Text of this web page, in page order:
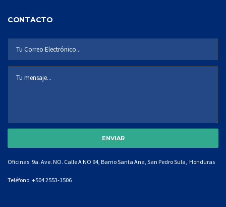
CONTACTO
Oficinas: 9a. Ave. NO. Calle A NO 94, Barrio Santa Ana, San Pedro Sula, Honduras
Teléfono: +504 2553-1506